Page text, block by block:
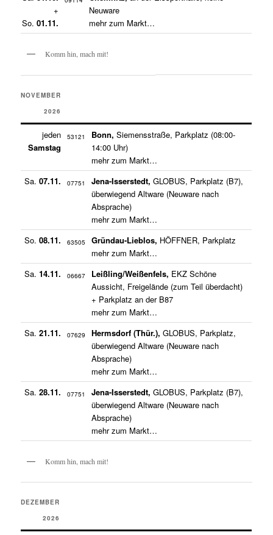
+
So.01.11.
Neuware
mehr zum Markt…
Komm hin, mach mit!
NOVEMBER
2026
jeden
Samstag
53121 Bonn, Siemensstraße, Parkplatz (08:00-
14:00 Uhr)
mehr zum Markt…
Sa.07.11. 07751 Jena-Isserstedt, GLOBUS, Parkplatz (B7),
überwiegend Altware (Neuware nach
Absprache)
mehr zum Markt…
So.08.11. 63505 Gründau-Lieblos, HÖFFNER, Parkplatz
mehr zum Markt…
Sa. 14.11. 06667 Leißling/Weißenfels, EKZ Schöne
Aussicht, Freigelände (zum Teil überdacht)
+ Parkplatz an der B87
mehr zum Markt…
Sa.21.11. 07629 Hermsdorf (Thür.), GLOBUS, Parkplatz,
überwiegend Altware (Neuware nach
Absprache)
mehr zum Markt…
Sa.28.11. 07751 Jena-Isserstedt, GLOBUS, Parkplatz (B7),
überwiegend Altware (Neuware nach
Absprache)
mehr zum Markt…
Komm hin, mach mit!
DEZEMBER
2026